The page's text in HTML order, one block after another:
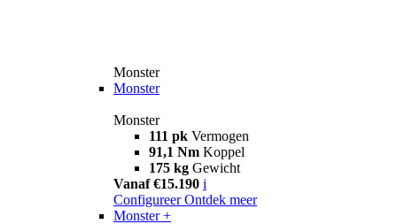
Monster
Monster
Monster
111 pk Vermogen
91,1 Nm Koppel
175 kg Gewicht
Vanaf €15.190 i
Configureer Ontdek meer
Monster +